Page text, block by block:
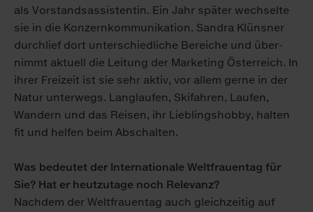
als Vorstands­assistentin. Ein Jahr später wechselte
sie in die Konzern­kommunikation. Sandra Klünsner
durchlief dort unter­schiedliche Bereiche und über­
nimmt aktuell die Leitung der Marketing Österreich. In
ihrer Freizeit ist sie sehr aktiv, vor allem gerne in der
Natur unterwegs. Lang­laufen, Ski­fahren, Laufen,
Wandern und das Reisen, ihr Lieblings­hobby, halten
fit und helfen beim Ab­schalten.
Was bedeutet der Internationale Welt­frauen­tag für
Sie? Hat er heut­zu­tage noch Relevanz?
Nachdem der Weltfrauentag auch gleichzeitig auf